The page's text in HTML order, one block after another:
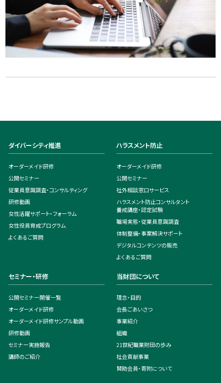
ダイバーシティ推進
オーダーメイド研修
公開セミナー
従業員意識調査・コンサルティング
研修動画
女性活躍サポート・フォーラム
女性役員育成プログラム
よくあるご質問
ハラスメント防止
オーダーメイド研修
公開セミナー
社外相談窓口サービス
ハラスメント防止コンサルタント
養成講座・認定試験
職場実態・従業員意識調査
体制整備・事案解決サポート
デジタルコンテンツの販売
よくあるご質問
セミナー・研修
公開セミナー開催一覧
オーダーメイド研修
オーダーメイド研修サンプル動画
研修動画
セミナー実施報告
講師のご紹介
当財団について
理念・目的
会長ごあいさつ
事業紹介
組織
21世紀職業財団の歩み
社会貢献事業
賛助会員・寄附について